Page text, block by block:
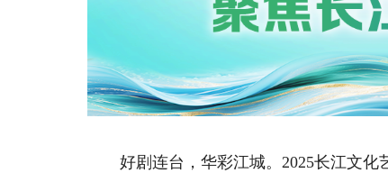
好剧连台，华彩江城。2025长江文化